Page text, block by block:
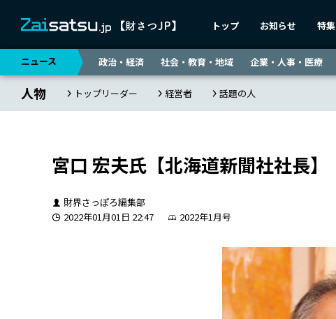
トップ お知らせ 特集
ニュース 政治・経済 社会・教育・地域 企業・人事・医療
人物 トップリーダー 経営者 話題の人
宮口 宏夫氏【北海道新聞社社長】
財界さっぽろ編集部
2022年01月01日 22:47
2022年1月号